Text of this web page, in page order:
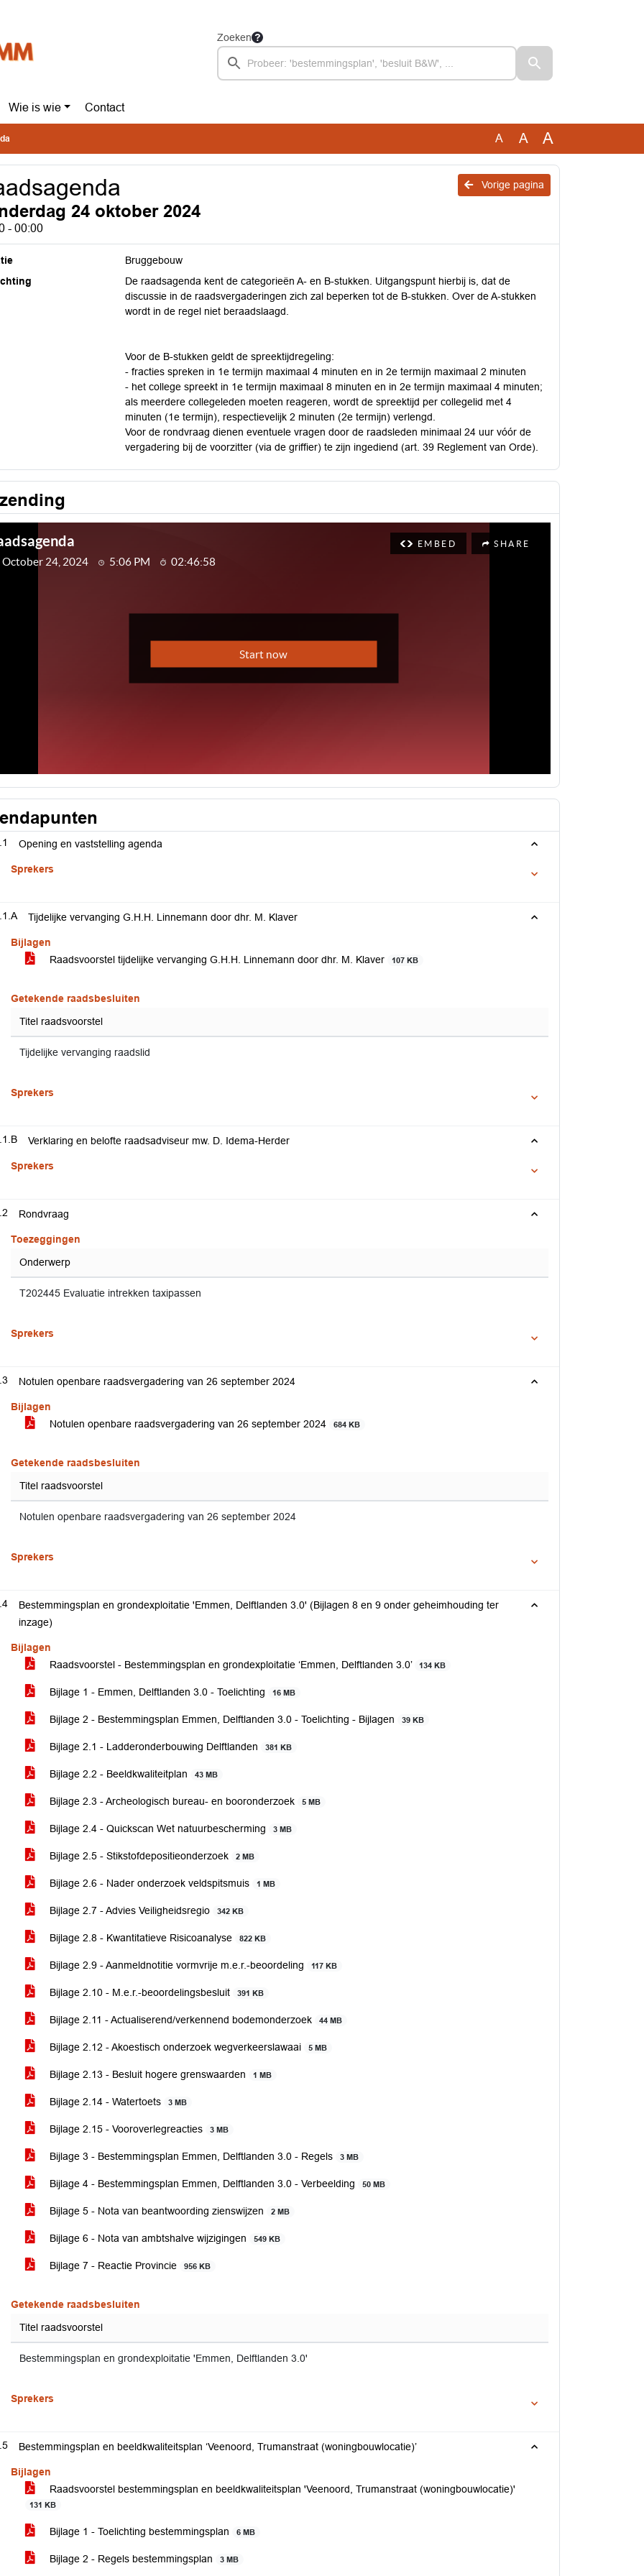
Zoeken
Wie is wie Contact
A A A
Vorige pagina
24 oktober 2024
- 00:00
Bruggebouw
De raadsagenda kent de categorieën A- en B-stukken. Uitgangspunt hierbij is, dat de
discussie in de raadsvergaderingen zich zal beperken tot de B-stukken. Over de A-stukken
wordt in de regel niet beraadslaagd.
Voor de B-stukken geldt de spreektijdregeling:
- fracties spreken in 1e termijn maximaal 4 minuten en in 2e termijn maximaal 2 minuten
- het college spreekt in 1e termijn maximaal 8 minuten en in 2e termijn maximaal 4 minuten;
als meerdere collegeleden moeten reageren, wordt de spreektijd per collegelid met 4
minuten (1e termijn), respectievelijk 2 minuten (2e termijn) verlengd.
Voor de rondvraag dienen eventuele vragen door de raadsleden minimaal 24 uur vóór de
vergadering bij de voorzitter (via de griffier) te zijn ingediend (art. 39 Reglement van Orde).
Opening en vaststelling agenda
Sprekers
Tijdelijke vervanging G.H.H. Linnemann door dhr. M. Klaver
Bijlagen
Raadsvoorstel tijdelijke vervanging G.H.H. Linnemann door dhr. M. Klaver
107 KB
Getekende raadsbesluiten
Titel raadsvoorstel
Tijdelijke vervanging raadslid
Sprekers
Verklaring en belofte raadsadviseur mw. D. Idema-Herder
Sprekers
Rondvraag
Toezeggingen
Onderwerp
T202445 Evaluatie intrekken taxipassen
Sprekers
Notulen openbare raadsvergadering van 26 september 2024
Bijlagen
Notulen openbare raadsvergadering van 26 september 2024
684 KB
Getekende raadsbesluiten
Titel raadsvoorstel
Notulen openbare raadsvergadering van 26 september 2024
Sprekers
Bestemmingsplan en grondexploitatie 'Emmen, Delftlanden 3.0' (Bijlagen 8 en 9 onder geheimhouding ter
inzage)
Bijlagen
Raadsvoorstel - Bestemmingsplan en grondexploitatie ‘Emmen, Delftlanden 3.0’
134 KB
Bijlage 1 - Emmen, Delftlanden 3.0 - Toelichting 16 MB
Bijlage 2 - Bestemmingsplan Emmen, Delftlanden 3.0 - Toelichting - Bijlagen 39 KB
Bijlage 2.1 - Ladderonderbouwing Delftlanden 381 KB
Bijlage 2.2 - Beeldkwaliteitplan 43 MB
Bijlage 2.3 - Archeologisch bureau- en booronderzoek 5 MB
Bijlage 2.4 - Quickscan Wet natuurbescherming 3 MB
Bijlage 2.5 - Stikstofdepositieonderzoek 2 MB
Bijlage 2.6 - Nader onderzoek veldspitsmuis 1 MB
Bijlage 2.7 - Advies Veiligheidsregio 342 KB
Bijlage 2.8 - Kwantitatieve Risicoanalyse 822 KB
Bijlage 2.9 - Aanmeldnotitie vormvrije m.e.r.-beoordeling 117 KB
Bijlage 2.10 - M.e.r.-beoordelingsbesluit 391 KB
Bijlage 2.11 - Actualiserend/verkennend bodemonderzoek 44 MB
Bijlage 2.12 - Akoestisch onderzoek wegverkeerslawaai 5 MB
Bijlage 2.13 - Besluit hogere grenswaarden 1 MB
Bijlage 2.14 - Watertoets 3 MB
Bijlage 2.15 - Vooroverlegreacties 3 MB
Bijlage 3 - Bestemmingsplan Emmen, Delftlanden 3.0 - Regels 3 MB
Bijlage 4 - Bestemmingsplan Emmen, Delftlanden 3.0 - Verbeelding 50 MB
Bijlage 5 - Nota van beantwoording zienswijzen 2 MB
Bijlage 6 - Nota van ambtshalve wijzigingen 549 KB
Bijlage 7 - Reactie Provincie 956 KB
Getekende raadsbesluiten
Titel raadsvoorstel
Bestemmingsplan en grondexploitatie 'Emmen, Delftlanden 3.0'
Sprekers
Bestemmingsplan en beeldkwaliteitsplan ‘Veenoord, Trumanstraat (woningbouwlocatie)’
Bijlagen
Raadsvoorstel bestemmingsplan en beeldkwaliteitsplan 'Veenoord, Trumanstraat (woningbouwlocatie)'
131 KB
Bijlage 1 - Toelichting bestemmingsplan 6 MB
Bijlage 2 - Regels bestemmingsplan 3 MB